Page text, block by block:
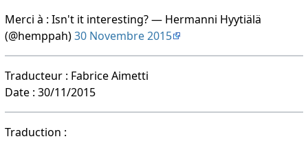
Merci à : Isn't it interesting? — Hermanni Hyytiälä
(@hemppah)30 Novembre 2015
Traducteur : Fabrice Aimetti
Date : 30/11/2015
Traduction :